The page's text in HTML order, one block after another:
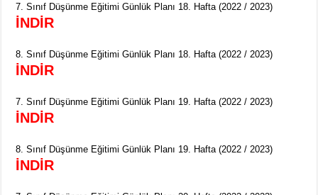
7. Sınıf Düşünme Eğitimi Günlük Planı 18. Hafta (2022 / 2023)
İNDİR
8. Sınıf Düşünme Eğitimi Günlük Planı 18. Hafta (2022 / 2023)
İNDİR
7. Sınıf Düşünme Eğitimi Günlük Planı 19. Hafta (2022 / 2023)
İNDİR
8. Sınıf Düşünme Eğitimi Günlük Planı 19. Hafta (2022 / 2023)
İNDİR